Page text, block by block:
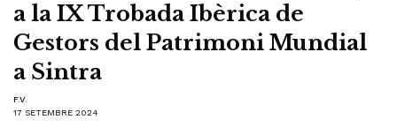
a la IX Trobada Ibèrica de
Gestors del Patrimoni Mundial
a Sintra
F.V.
17 SETEMBRE 2024